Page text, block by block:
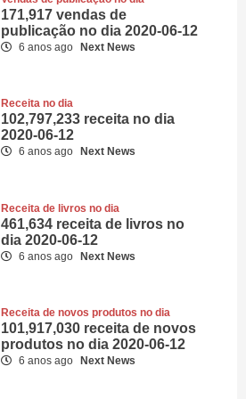
171,917 vendas de
publicação no dia 2020-06-12
6 anos ago Next News
Receita no dia
102,797,233 receita no dia
2020-06-12
6 anos ago Next News
Receita de livros no dia
461,634 receita de livros no
dia 2020-06-12
6 anos ago Next News
Receita de novos produtos no dia
101,917,030 receita de novos
produtos no dia 2020-06-12
6 anos ago Next News